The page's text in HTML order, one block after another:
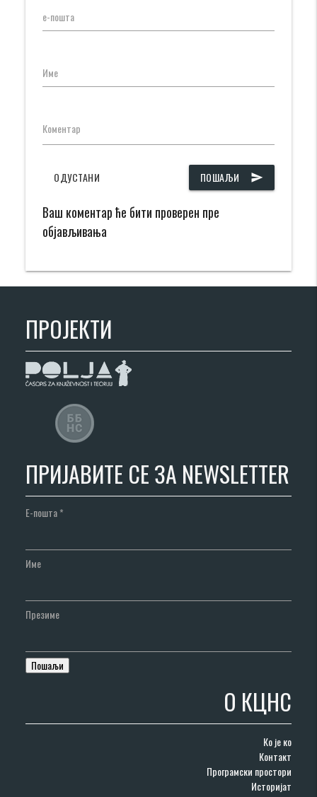
е-пошта
Име
Коментар
ПОШАЉИ send
ОДУСТАНИ
Ваш коментар ће бити проверен пре
објављивања
ПРОЈЕКТИ
ПРИЈАВИТЕ СЕ ЗА NEWSLETTER
Е-пошта*
Име
Презиме
О КЦНС
Ко је ко
Контакт
Програмски простори
Историјат